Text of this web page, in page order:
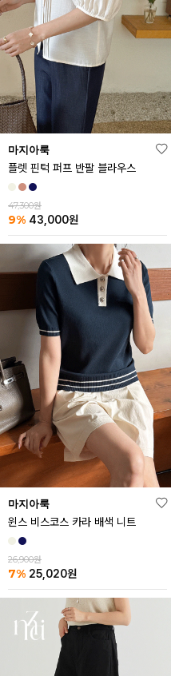
마지아룩
플렛 핀턱 퍼프 반팔 블라우스
47,300원
9% 43,000원
마지아룩
윈스 비스코스 카라 배색 니트
26,900원
7% 25,020원